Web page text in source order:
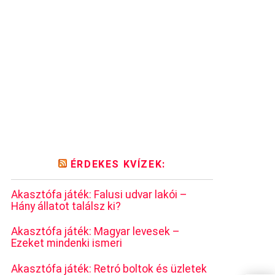
ÉRDEKES KVÍZEK:
Akasztófa játék: Falusi udvar lakói –
Hány állatot találsz ki?
Akasztófa játék: Magyar levesek –
Ezeket mindenki ismeri
Akasztófa játék: Retró boltok és üzletek